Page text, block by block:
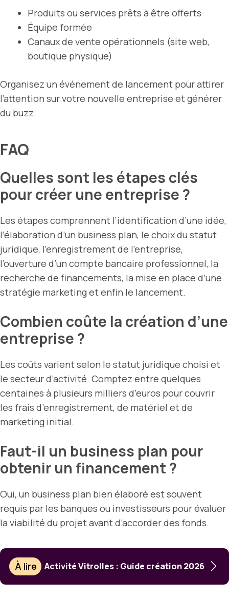
Produits ou services prêts à être offerts
Équipe formée
Canaux de vente opérationnels (site web,
boutique physique)
Organisez un événement de lancement pour attirer
l’attention sur votre nouvelle entreprise et générer
du buzz.
FAQ
Quelles sont les étapes clés
pour créer une entreprise ?
Les étapes comprennent l’identification d’une idée,
l’élaboration d’un business plan, le choix du statut
juridique, l’enregistrement de l’entreprise,
l’ouverture d’un compte bancaire professionnel, la
recherche de financements, la mise en place d’une
stratégie marketing et enfin le lancement.
Combien coûte la création d’une
entreprise ?
Les coûts varient selon le statut juridique choisi et
le secteur d’activité. Comptez entre quelques
centaines à plusieurs milliers d’euros pour couvrir
les frais d’enregistrement, de matériel et de
marketing initial.
Faut-il un business plan pour
obtenir un financement ?
Oui, un business plan bien élaboré est souvent
requis par les banques ou investisseurs pour évaluer
la viabilité du projet avant d’accorder des fonds.
À lire Activité Vitrolles : Guide création 2026